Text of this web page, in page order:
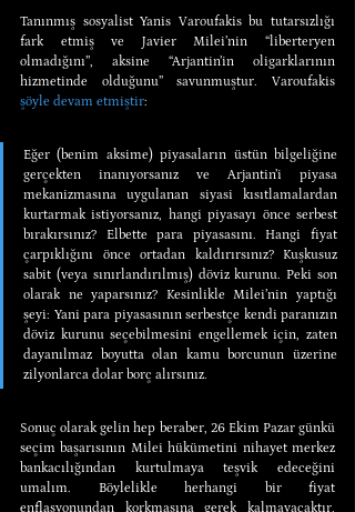
Tanınmış sosyalist Yanis Varoufakis bu tutarsızlığı
fark etmiş ve Javier Milei’nin “liberteryen
olmadığını”, aksine “Arjantin’in oligarklarının
şöyle devam etmiştir:
Eğer (benim aksime) piyasaların üstün bilgeliğine
gerçekten inanıyorsanız ve Arjantin’i piyasa
mekanizmasına uygulanan siyasi kısıtlamalardan
kurtarmak istiyorsanız, hangi piyasayı önce serbest
bırakırsınız? Elbette para piyasasını. Hangi fiyat
çarpıklığını önce ortadan kaldırırsınız? Kuşkusuz
sabit (veya sınırlandırılmış) döviz kurunu. Peki son
olarak ne yaparsınız? Kesinlikle Milei’nin yaptığı
şeyi: Yani para piyasasının serbestçe kendi paranızın
döviz kurunu seçebilmesini engellemek için, zaten
dayanılmaz boyutta olan kamu borcunun üzerine
zilyonlarca dolar borç alırsınız.
Sonuç olarak gelin hep beraber, 26 Ekim Pazar günkü
seçim başarısının Milei hükümetini nihayet merkez
bankacılığından kurtulmaya teşvik edeceğini
umalım. Böylelikle herhangi bir fiyat
enflasyonundan korkmasına gerek kalmayacaktır.